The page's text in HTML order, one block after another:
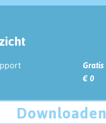
Gratis
€ 0
Downloaden